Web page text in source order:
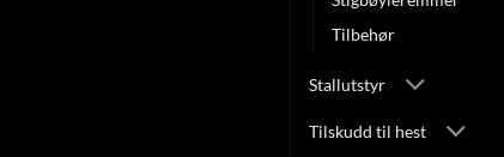
Tilbehør
Stallutstyr
Tilskudd til hest